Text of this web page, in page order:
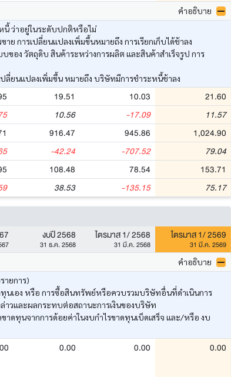
คำอธิบาย
นี้ ว่าอยู่ในระดับปกติหรือไม่
ย การเปลี่ยนแปลงเพิ่มขึ้นหมายถึง การเรียกเก็บได้ช้าลง
อง วัตถุดิบ สินค้าระหว่างการผลิต และสินค้าสำเร็จรูป การ
ลี่ยนแปลงเพิ่มขึ้น หมายถึง บริษัทมีการชำระหนี้ช้าลง
19.51 10.03 21.60
10.56 -17.09 11.57
916.47 945.86 1,024.90
-42.24 -707.52 79.04
108.48 78.54 153.71
38.53 -135.15 75.17
งบปี 2568
31 ธ.ค. 2568
ไตรมาส 1/ 2568
31 มี.ค. 2568
ไตรมาส 1/ 2569
31 มี.ค. 2569
คำอธิบาย
ายการ)
นเอง หรือ การซื้อสินทรัพย์หรือควบรวมบริษัทอื่นที่ดำเนินการ
วและผลกระทบต่อสถานะการเงินของบริษัท
ทุนจากการด้อยค่าในงบกำไรขาดทุนเบ็ดเสร็จ และ/หรือ งบ
0.00 0.00 0.00